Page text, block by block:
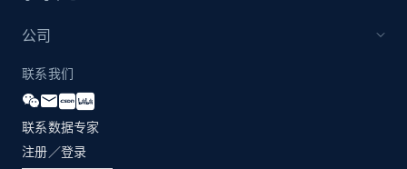
公司
联系我们
联系数据专家
注册／登录